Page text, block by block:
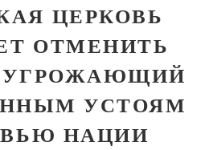
ЦЕРКОВЬ
ОТМЕНИТЬ
УГРОЖАЮЩИЙ
УСТОЯМ
НАЦИИ